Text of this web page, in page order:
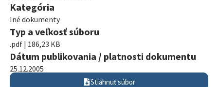
Kategória
Iné dokumenty
Typ a veľkosť súboru
.pdf | 186,23 KB
Dátum publikovania / platnosti dokumentu
25.12.2005
Stiahnuť súbor